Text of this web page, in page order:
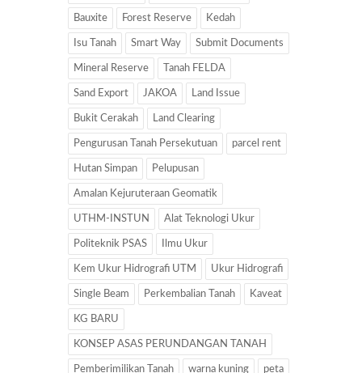
Bauxite Forest Reserve Kedah
Isu Tanah Smart Way Submit Documents
Mineral Reserve Tanah FELDA
Sand Export JAKOA Land Issue
Bukit Cerakah Land Clearing
Pengurusan Tanah Persekutuan parcel rent
Hutan Simpan Pelupusan
Amalan Kejuruteraan Geomatik
UTHM-INSTUN Alat Teknologi Ukur
Politeknik PSAS Ilmu Ukur
Kem Ukur Hidrografi UTM Ukur Hidrografi
Single Beam Perkembalian Tanah Kaveat
KG BARU
KONSEP ASAS PERUNDANGAN TANAH
Pemberimilikan Tanah warna kuning peta